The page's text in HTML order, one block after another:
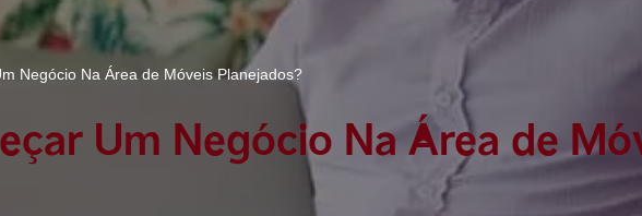
Negócio Na Área de Móveis Planejados?
Um Negócio Na Área de